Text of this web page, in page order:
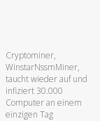
Cryptominer,
WinstarNssmMiner,
taucht wieder auf und
infiziert 30.000
Computer an einem
einzigen Tag